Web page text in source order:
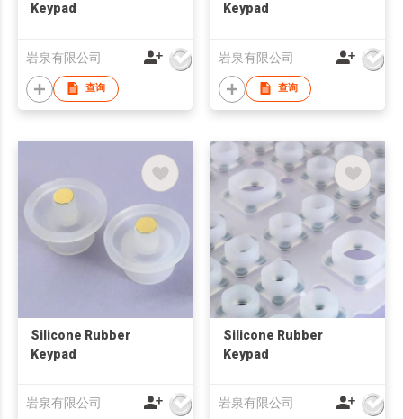
Keypad
岩泉有限公司
查询
Keypad
岩泉有限公司
查询
Silicone Rubber
Keypad
岩泉有限公司
Silicone Rubber
Keypad
岩泉有限公司